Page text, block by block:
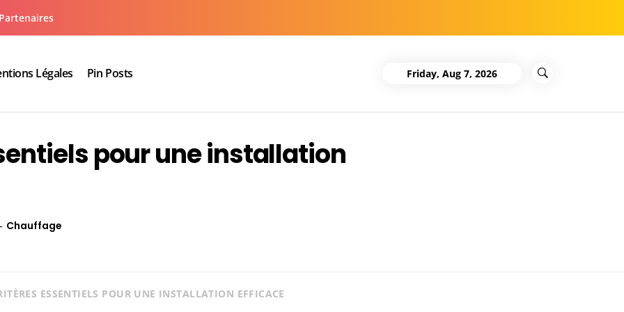
Partenaires
Légales Pin Posts Friday, Aug 7, 2026
pour une installation
Chauffage
ESSENTIELS POUR UNE INSTALLATION EFFICACE